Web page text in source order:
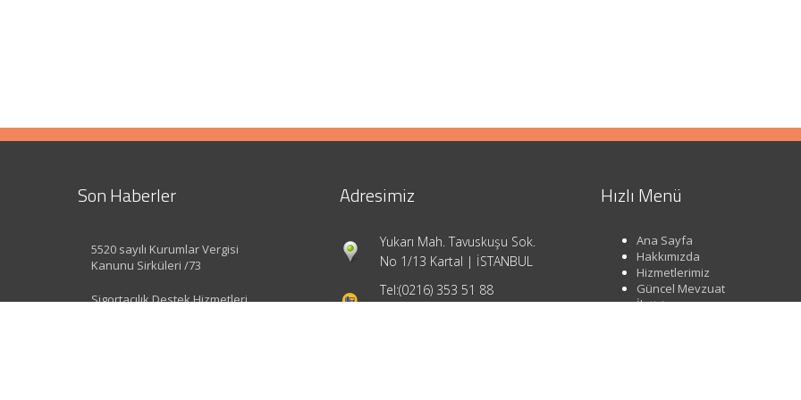
Son Haberler
5520 sayılı Kurumlar Vergisi
Kanunu Sirküleri /73
Sigortacılık Destek Hizmetleri
Adresimiz
Yukarı Mah. Tavuskuşu Sok.
No 1/13 Kartal | İSTANBUL
Tel:(0216) 353 51 88
Hızlı Menü
Ana Sayfa
Hakkımızda
Hizmetlerimiz
Güncel Mevzuat
İletişim